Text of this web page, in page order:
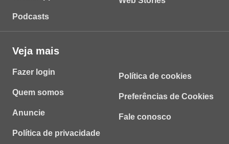
Podcasts
Veja mais
Fazer login
Quem somos
Anuncie
Política de privacidade
Política de cookies
Preferências de Cookies
Fale conosco